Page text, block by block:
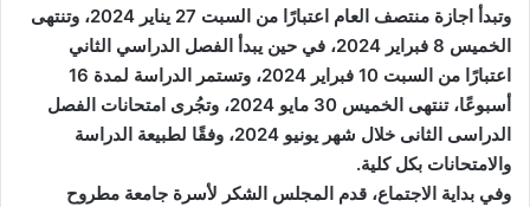
وتبدأ اجازة منتصف العام اعتبارًا من السبت 27 يناير 2024، وتنتهى
الخميس 8 فبراير 2024، في حين يبدأ الفصل الدراسي الثاني
اعتبارًا من السبت 10 فبراير 2024، وتستمر الدراسة لمدة 16
أسبوعًا، تنتهى الخميس 30 مايو 2024، وتجُرى امتحانات الفصل
الدراسى الثانى خلال شهر يونيو 2024، وفقًا لطبيعة الدراسة
والامتحانات بكل كلية.
وفي بداية الاجتماع، قدم المجلس الشكر لأسرة جامعة مطروح